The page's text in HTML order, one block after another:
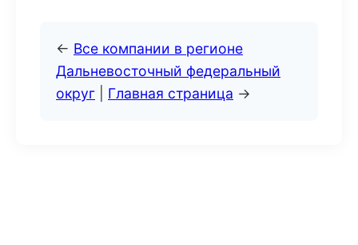
← Все компании в регионе
Дальневосточный федеральный
округ
Главная страница →